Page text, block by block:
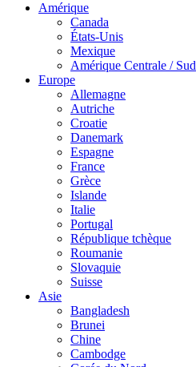
Amérique
Canada
États-Unis
Mexique
Amérique Centrale / Sud
Europe
Allemagne
Autriche
Croatie
Danemark
Espagne
France
Grèce
Islande
Italie
Portugal
République tchèque
Roumanie
Slovaquie
Suisse
Asie
Bangladesh
Brunei
Chine
Cambodge